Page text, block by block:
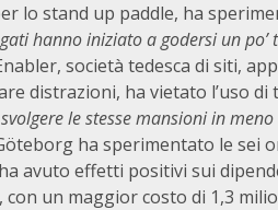
lo stand up paddle, ha
hanno iniziato a godersi un
società tedesca di siti,
distrazioni, ha vietato l’uso
le stesse mansioni in
ha sperimentato le sei
avuto effetti positivi sui
con un maggior costo di 1,3